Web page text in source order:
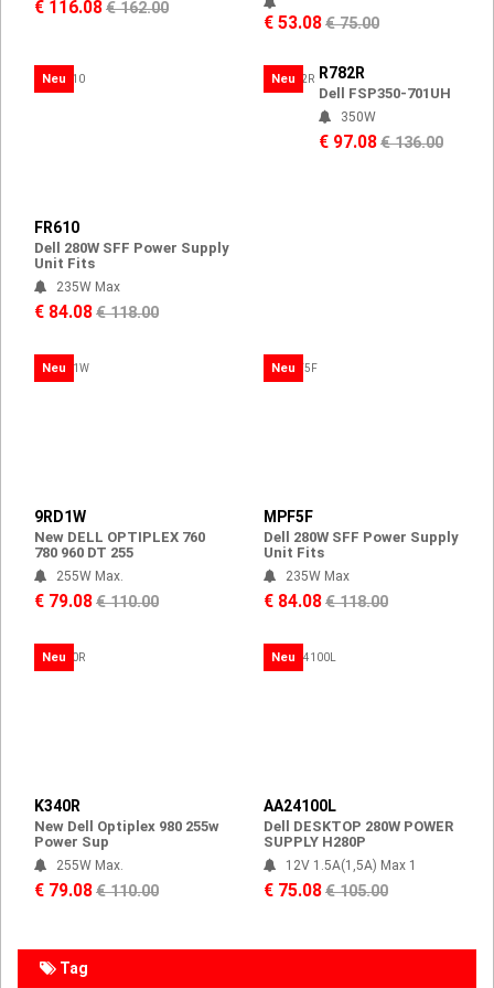
€ 116.08€ 162.00
€ 53.08€ 75.00
Neu
FR610
Dell 280W SFF Power Supply
Unit Fits
235W Max
€ 84.08€ 118.00
Neu R782R
Dell FSP350-701UH
350W
€ 97.08€ 136.00
Neu
9RD1W
New DELL OPTIPLEX 760
780 960 DT 255
255W Max.
€ 79.08€ 110.00
Neu
MPF5F
Dell 280W SFF Power Supply
Unit Fits
235W Max
€ 84.08€ 118.00
Neu
K340R
New Dell Optiplex 980 255w
Power Sup
255W Max.
€ 79.08€ 110.00
Neu
AA24100L
Dell DESKTOP 280W POWER
SUPPLY H280P
12V 1.5A(1,5A) Max 1
€ 75.08€ 105.00
Tag